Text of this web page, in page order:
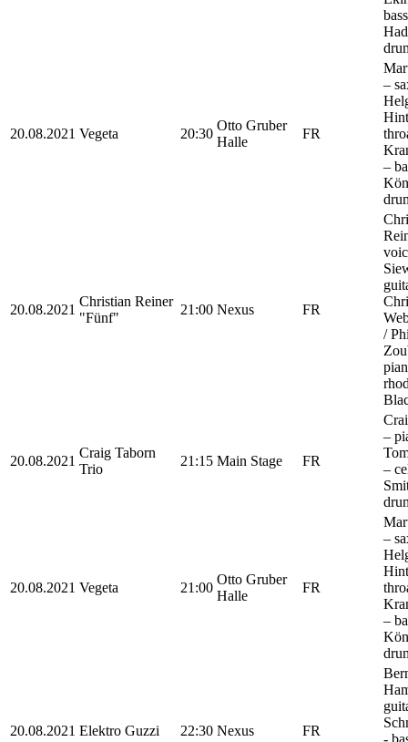
20.08.2021 Vegeta 20:30
Otto Gruber
Halle
FR
–
–
20.08.2021
Christian Reiner
"Fünf"
21:00 Nexus FR
/
20.08.2021
Craig Taborn
Trio
21:15 Main Stage FR
–
–
20.08.2021 Vegeta 21:00
Otto Gruber
Halle
FR
–
–
20.08.2021 Elektro Guzzi 22:30 Nexus FR